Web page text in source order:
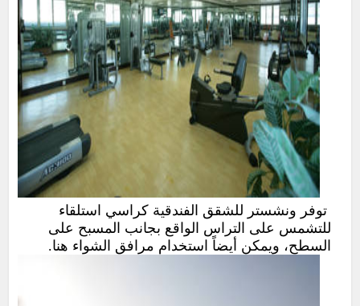
توفر ونشستر للشقق الفندقية كراسي استلقاء
للتشمس على التراس الواقع بجانب المسبح على
السطح، ويمكن أيضاً استخدام مرافق الشواء هنا.